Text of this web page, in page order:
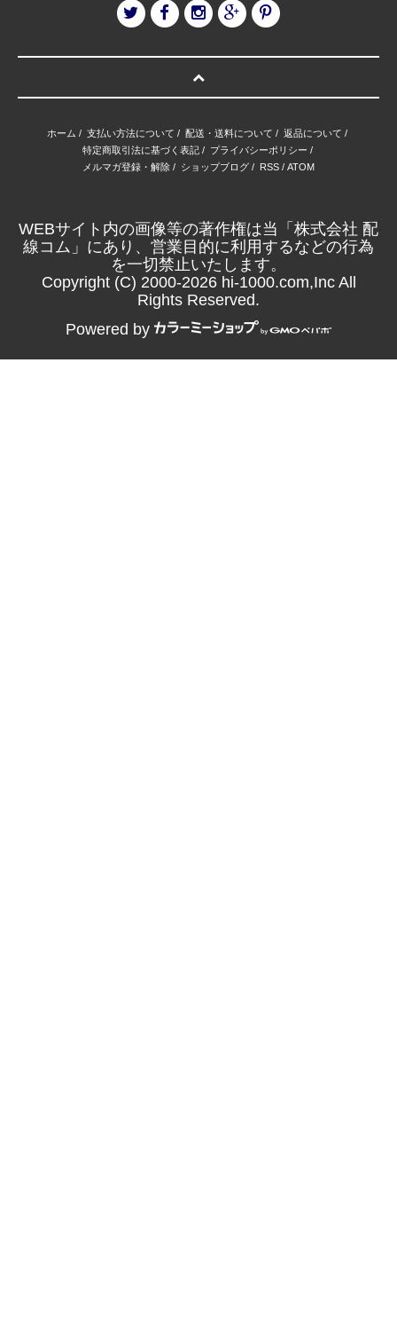
ホーム / 支払い方法について / 配送・送料について / 返品について /
特定商取引法に基づく表記/ プライバシーポリシー /
メルマガ登録・解除 / ショップブログ / RSS / ATOM
WEBサイト内の画像等の著作権は当「株式会社 配
線コム」にあり、営業目的に利用するなどの行為
を一切禁止いたします。
Copyright (C) 2000-2026 hi-1000.com,Inc All
Rights Reserved.
Powered by